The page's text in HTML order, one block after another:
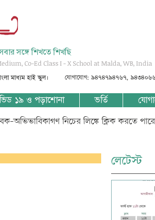
সঙ্গে শিখতে শিখছি
Co-Ed Class I - X School at Malda, WB, India
মাধ্যম হাই স্কুল। যোগাযোগ: ৯৪৭৪৭৯৪৭৬৭,
১৯ ও পড়াশোনা ভর্তি
অভিভাবিকাগণ নিচের লিঙ্কে ক্লিক করতে
লেটেস্ট